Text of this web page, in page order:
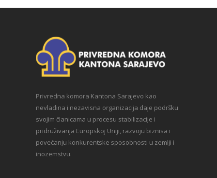
Privredna komora Kantona Sarajevo kao
nevladina i nezavisna organizacija daje podršku
svojim članicama u procesu stabilizacije i
pridruživanja Europskoj Uniji, razvoju biznisa i
povećanju konkurentske sposobnosti u zemlji i
inozemstvu.